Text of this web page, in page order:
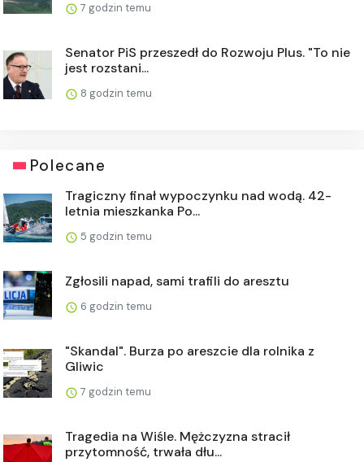
7 godzin temu
Senator PiS przeszedł do Rozwoju Plus. "To nie
jest rozstani...
8 godzin temu
Polecane
Tragiczny finał wypoczynku nad wodą. 42-
letnia mieszkanka Po...
5 godzin temu
Zgłosili napad, sami trafili do aresztu
6 godzin temu
"Skandal". Burza po areszcie dla rolnika z
Gliwic
7 godzin temu
Tragedia na Wiśle. Mężczyzna stracił
przytomność, trwała dłu...